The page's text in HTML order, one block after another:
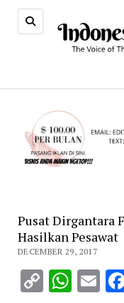
Pusat Dirgantara
Hasilkan Pesawat
DECEMBER 29, 2017
Copy